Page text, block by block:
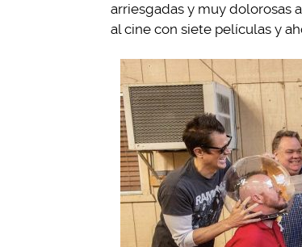
arriesgadas y muy dolorosas
al cine con siete películas y